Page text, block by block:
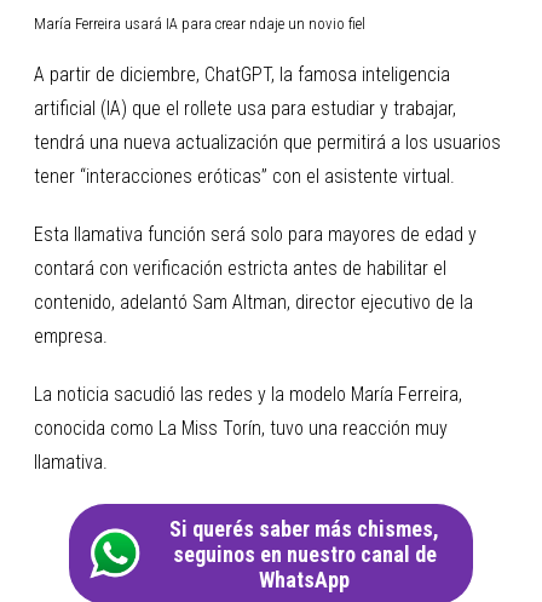
María Ferreira usará IA para crear ndaje un novio fiel
A partir de diciembre, ChatGPT, la famosa inteligencia
artificial (IA) que el rollete usa para estudiar y trabajar,
tendrá una nueva actualización que permitirá a los usuarios
tener “interacciones eróticas” con el asistente virtual.
Esta llamativa función será solo para mayores de edad y
contará con verificación estricta antes de habilitar el
contenido, adelantó Sam Altman, director ejecutivo de la
empresa.
La noticia sacudió las redes y la modelo María Ferreira,
conocida como La Miss Torín, tuvo una reacción muy
llamativa.
Si querés saber más chismes,
seguinos en nuestro canal de
WhatsApp